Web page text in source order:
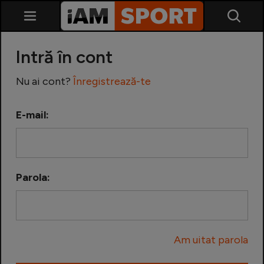
Echipa Națională
Intră în cont
Nu ai cont? Înregistrează-te
E-mail:
Parola:
Am uitat parola